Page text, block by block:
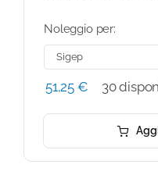
Noleggio per:
51,25 € 30